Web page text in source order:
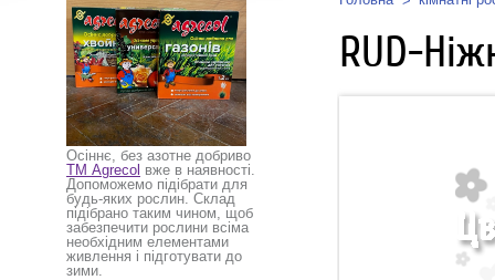
Осіннє, без азотне добриво
ТМ Agrecol вже в наявності.
Допоможемо підібрати для
будь-яких рослин. Склад
підібрано таким чином, щоб
забезпечити рослини всіма
необхідним елементами
живлення і підготувати до
зими.
RUD-